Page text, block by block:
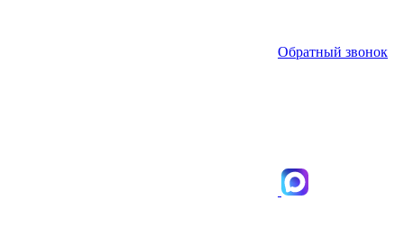
Обратный звонок